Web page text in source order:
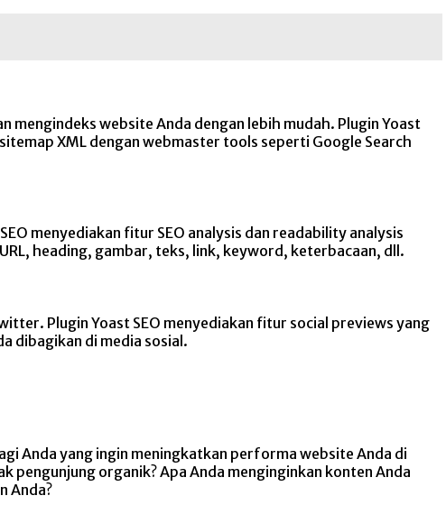
mengindeks website Anda dengan lebih mudah. Plugin Yoast
XML dengan webmaster tools seperti Google Search
menyediakan fitur SEO analysis dan readability analysis
heading, gambar, teks, link, keyword, keterbacaan, dll.
Plugin Yoast SEO menyediakan fitur social previews yang
dibagikan di media sosial.
Anda yang ingin meningkatkan performa website Anda di
pengunjung organik? Apa Anda menginginkan konten Anda
Anda?